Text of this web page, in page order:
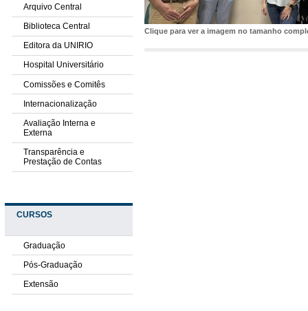
Arquivo Central
Biblioteca Central
Editora da UNIRIO
Hospital Universitário
Comissões e Comitês
Internacionalização
Avaliação Interna e
Externa
Transparência e
Prestação de Contas
CURSOS
Graduação
Pós-Graduação
Extensão
Clique para ver a imagem no tamanho